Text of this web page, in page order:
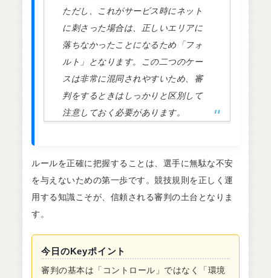
ただし、これがサービス時にネット
に刺さった場合は、正しいエリアに
落ちなかったことになるため「フォ
ルト」となります。この二つのケー
スは非常に混同されやすいため、審
判をするときはしっかりと区別して
注意しておく必要があります。
ルールを正確に把握することは、選手に無駄な不安
を与えないための第一歩です。競技規則を正しく運
用する知識こそが、信頼される審判の土台となりま
す。
今日のKeyポイント
審判の基本は「コントロール」ではなく「環境